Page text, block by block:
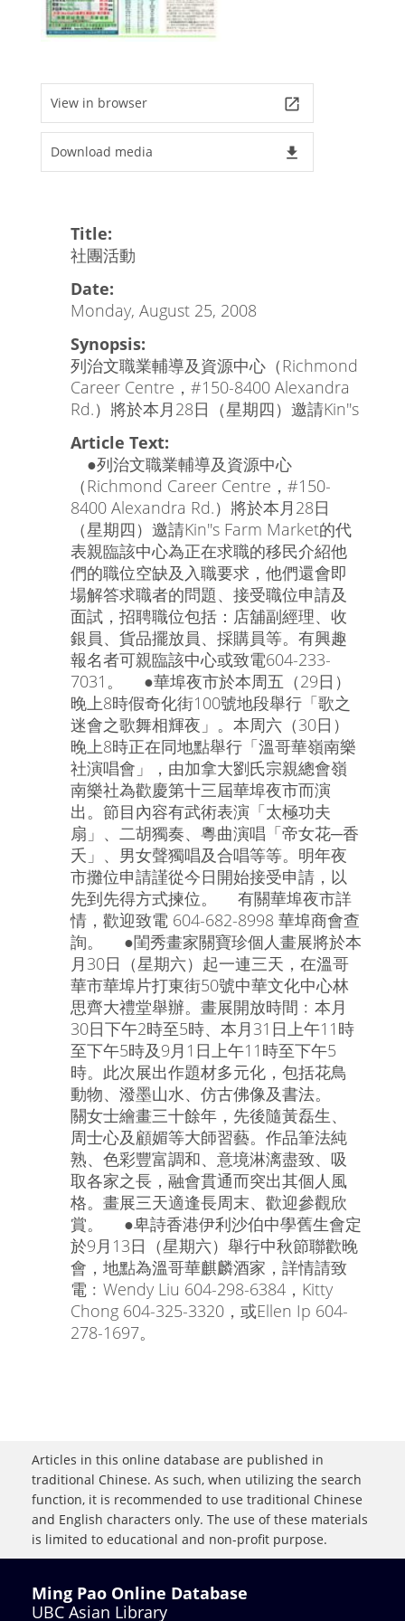
View in browser launch
Download media file_download
Title:
社團活動
Date:
Monday, August 25, 2008
Synopsis:
列治文職業輔導及資源中心（Richmond
Career Centre，#150-8400 Alexandra
Rd.）將於本月28日（星期四）邀請Kin''s
Article Text:
●列治文職業輔導及資源中心
（Richmond Career Centre，#150-
8400 Alexandra Rd.）將於本月28日
（星期四）邀請Kin''s Farm Market的代
表親臨該中心為正在求職的移民介紹他
們的職位空缺及入職要求，他們還會即
場解答求職者的問題、接受職位申請及
面試，招聘職位包括：店舖副經理、收
銀員、貨品擺放員、採購員等。有興趣
報名者可親臨該中心或致電604-233-
7031。 ●華埠夜市於本周五（29日）
晚上8時假奇化街100號地段舉行「歌之
迷會之歌舞相輝夜」。本周六（30日）
晚上8時正在同地點舉行「溫哥華嶺南樂
社演唱會」，由加拿大劉氏宗親總會嶺
南樂社為歡慶第十三屆華埠夜市而演
出。節目內容有武術表演「太極功夫
扇」、二胡獨奏、粵曲演唱「帝女花─香
夭」、男女聲獨唱及合唱等等。明年夜
市攤位申請謹從今日開始接受申請，以
先到先得方式揀位。 有關華埠夜市詳
情，歡迎致電 604-682-8998 華埠商會查
詢。 ●閨秀畫家關寶珍個人畫展將於本
月30日（星期六）起一連三天，在溫哥
華市華埠片打東街50號中華文化中心林
思齊大禮堂舉辦。畫展開放時間﹕本月
30日下午2時至5時、本月31日上午11時
至下午5時及9月1日上午11時至下午5
時。此次展出作題材多元化，包括花鳥
動物、潑墨山水、仿古佛像及書法。
關女士繪畫三十餘年，先後隨黃磊生、
周士心及顧媚等大師習藝。作品筆法純
熟、色彩豐富調和、意境淋漓盡致、吸
取各家之長，融會貫通而突出其個人風
格。畫展三天適逢長周末、歡迎參觀欣
賞。 ●卑詩香港伊利沙伯中學舊生會定
於9月13日（星期六）舉行中秋節聯歡晚
會，地點為溫哥華麒麟酒家，詳情請致
電﹕Wendy Liu 604-298-6384，Kitty
Chong 604-325-3320，或Ellen Ip 604-
278-1697。
Articles in this online database are published in
traditional Chinese. As such, when utilizing the search
function, it is recommended to use traditional Chinese
and English characters only. The use of these materials
is limited to educational and non-profit purpose.
Ming Pao Online Database
UBC Asian Library